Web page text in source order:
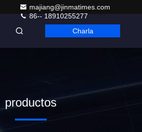
majiang@jinmatimes.com
86-- 18910255277
Charla
productos